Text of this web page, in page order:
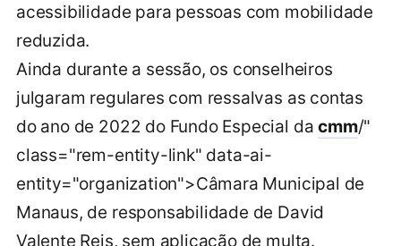
acessibilidade para pessoas com mobilidade
reduzida.
Ainda durante a sessão, os conselheiros
julgaram regulares com ressalvas as contas
do ano de 2022 do Fundo Especial dacmm/"
class="rem-entity-link" data-ai-
entity="organization">Câmara Municipal de
Manaus, de responsabilidade de David
Valente Reis, sem aplicação de multa.